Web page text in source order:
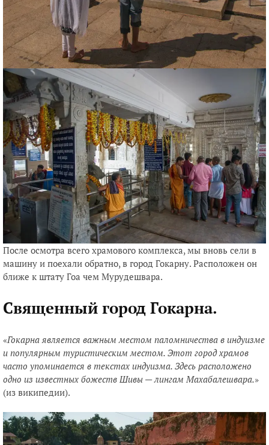
После осмотра всего храмового комплекса, мы вновь сели в
машину и поехали обратно, в город Гокарну. Расположен он
ближе к штату Гоа чем Мурудешвара.
Священный город Гокарна.
«Гокарна является важным местом паломничества в индуизме
и популярным туристическим местом. Этот город храмов
часто упоминается в текстах индуизма. Здесь расположено
одно из известных божеств Шивы — лингам Махабалешвара.»
(из википедии).